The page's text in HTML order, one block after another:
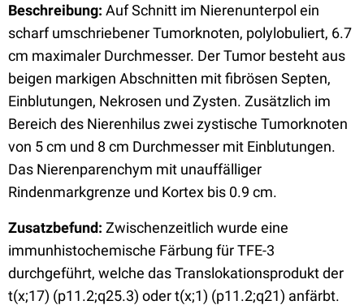
Beschreibung: Auf Schnitt im Nierenunterpol ein
scharf umschriebener Tumorknoten, polylobuliert, 6.7
cm maximaler Durchmesser. Der Tumor besteht aus
beigen markigen Abschnitten mit fibrösen Septen,
Einblutungen, Nekrosen und Zysten. Zusätzlich im
Bereich des Nierenhilus zwei zystische Tumorknoten
von 5 cm und 8 cm Durchmesser mit Einblutungen.
Das Nierenparenchym mit unauffälliger
Rindenmarkgrenze und Kortex bis 0.9 cm.
Zusatzbefund: Zwischenzeitlich wurde eine
immunhistochemische Färbung für TFE-3
durchgeführt, welche das Translokationsprodukt der
t(x;17) (p11.2;q25.3) oder t(x;1) (p11.2;q21) anfärbt.